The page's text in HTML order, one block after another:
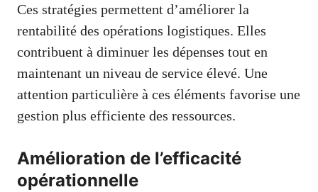
Ces stratégies permettent d’améliorer la
rentabilité des opérations logistiques. Elles
contribuent à diminuer les dépenses tout en
maintenant un niveau de service élevé. Une
attention particulière à ces éléments favorise une
gestion plus efficiente des ressources.
Amélioration de l’efficacité
opérationnelle